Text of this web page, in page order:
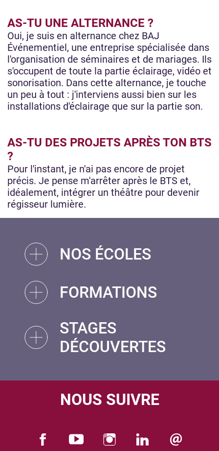
AS-TU UNE ALTERNANCE ?
Oui, je suis en alternance chez BAJ
Événementiel, une entreprise spécialisée dans
l'organisation de séminaires et de mariages. Ils
s'occupent de toute la partie éclairage, vidéo et
sonorisation. Dans cette alternance, je touche
un peu à tout : j'interviens aussi bien sur les
installations d'éclairage que sur la partie son.
AS-TU DES PROJETS APRÈS TON BTS
?
Pour l'instant, je n'ai pas encore de projet
précis. Je pense m'arrêter après le BTS et,
idéalement, intégrer un théâtre pour devenir
régisseur lumière.
NOS ÉCOLES
FORMATIONS
STAGES
DÉCOUVERTES
NOUS SUIVRE